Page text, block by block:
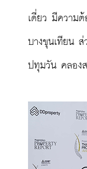
เดี่ยว มีความ
บางขุนเทียน
ปทุมวัน คลอง